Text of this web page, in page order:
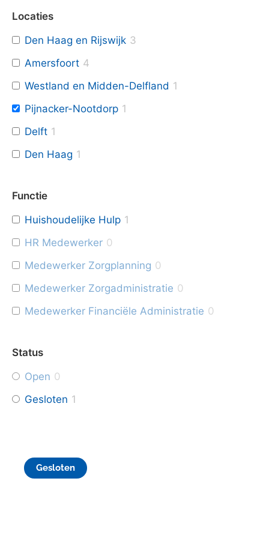
Locaties
Den Haag en Rijswijk 3
Amersfoort 4
Westland en Midden-Delfland 1
Pijnacker-Nootdorp 1
Delft 1
Den Haag 1
Functie
Huishoudelijke Hulp 1
HR Medewerker 0
Medewerker Zorgplanning 0
Medewerker Zorgadministratie 0
Medewerker Financiële Administratie 0
Status
Open 0
Gesloten 1
Gesloten